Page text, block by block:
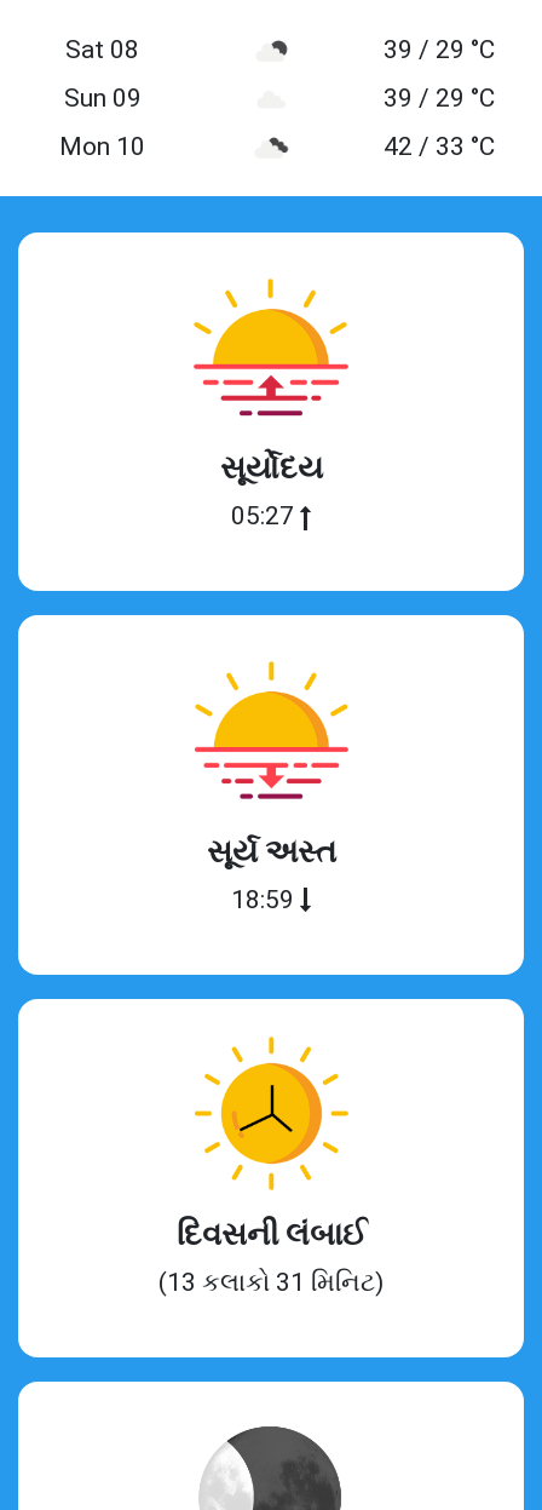
Sat 08
39 / 29 °C
Sun 09
39 / 29 °C
Mon 10
42 / 33 °C
સૂર્યોદય
05:27
સૂર્ય અસ્ત
18:59
દિવસની લંબાઈ
(13 કલાકો 31 મિનિટ)